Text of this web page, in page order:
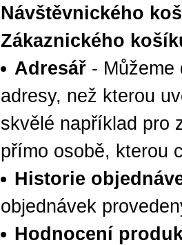
Návštěvnického
Zákaznického
Adresář - Můžeme
adresy, než kterou
skvělé například pro
přímo osobě, kterou
Historie
objednávek
Hodnocení